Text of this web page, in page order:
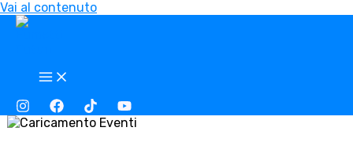
Vai al contenuto